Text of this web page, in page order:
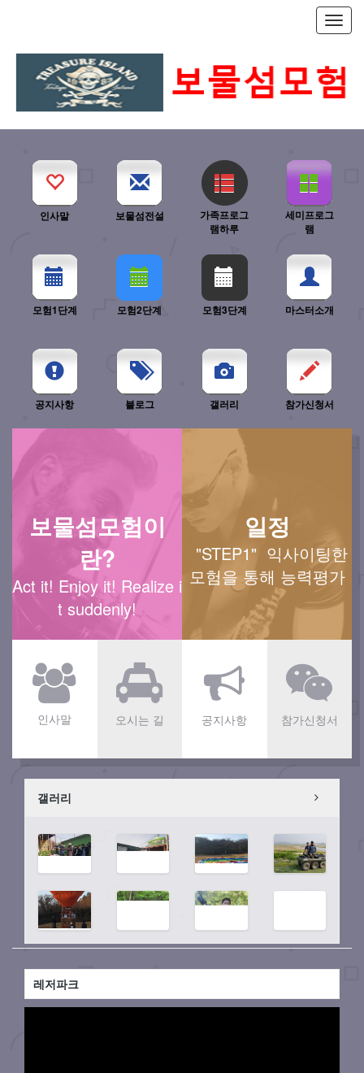
T
o
g
l
e
t
인사말 보물섬전설
가족프로그
램하루
세미프로그
램
모험1단계 모험2단계 모험3단계 마스터소개
공지사항 블로그 갤러리 참가신청서
보물섬모험이
란?
Act it! Enjoy it! Realize i
t suddenly!
일정
"STEP1" 익사이팅한
모험을 통해 능력평가
인사말 오시는 길 공지사항 참가신청서
갤러리
레저파크